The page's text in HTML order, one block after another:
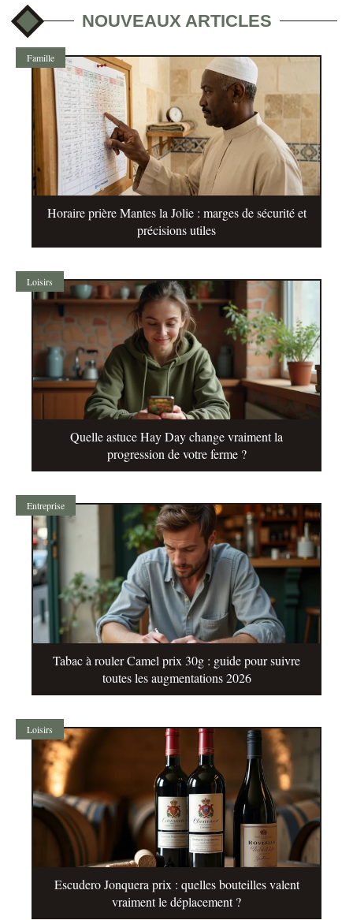
NOUVEAUX ARTICLES
Famille
Horaire prière Mantes la Jolie : marges de sécurité et
précisions utiles
Loisirs
Quelle astuce Hay Day change vraiment la
progression de votre ferme ?
Entreprise
Tabac à rouler Camel prix 30g : guide pour suivre
toutes les augmentations 2026
Loisirs
Escudero Jonquera prix : quelles bouteilles valent
vraiment le déplacement ?